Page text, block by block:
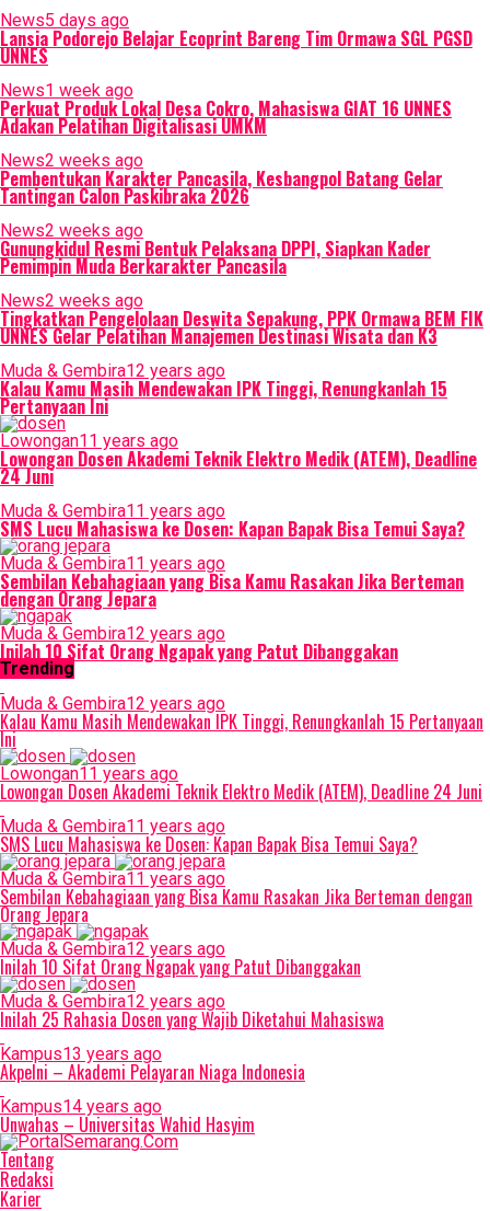
News5 days ago
Lansia Podorejo Belajar Ecoprint Bareng Tim Ormawa SGL PGSD
UNNES
News1 week ago
Perkuat Produk Lokal Desa Cokro, Mahasiswa GIAT 16 UNNES
Adakan Pelatihan Digitalisasi UMKM
News2 weeks ago
Pembentukan Karakter Pancasila, Kesbangpol Batang Gelar
Tantingan Calon Paskibraka 2026
News2 weeks ago
Gunungkidul Resmi Bentuk Pelaksana DPPI, Siapkan Kader
Pemimpin Muda Berkarakter Pancasila
News2 weeks ago
Tingkatkan Pengelolaan Deswita Sepakung, PPK Ormawa BEM FIK
UNNES Gelar Pelatihan Manajemen Destinasi Wisata dan K3
Muda & Gembira12 years ago
Kalau Kamu Masih Mendewakan IPK Tinggi, Renungkanlah 15
Pertanyaan Ini
Lowongan11 years ago
Lowongan Dosen Akademi Teknik Elektro Medik (ATEM), Deadline
24 Juni
Muda & Gembira11 years ago
SMS Lucu Mahasiswa ke Dosen: Kapan Bapak Bisa Temui Saya?
Muda & Gembira11 years ago
Sembilan Kebahagiaan yang Bisa Kamu Rasakan Jika Berteman
dengan Orang Jepara
Muda & Gembira12 years ago
Inilah 10 Sifat Orang Ngapak yang Patut Dibanggakan
Trending
Muda & Gembira12 years ago
Kalau Kamu Masih Mendewakan IPK Tinggi, Renungkanlah 15 Pertanyaan
Ini
Lowongan11 years ago
Lowongan Dosen Akademi Teknik Elektro Medik (ATEM), Deadline 24 Juni
Muda & Gembira11 years ago
SMS Lucu Mahasiswa ke Dosen: Kapan Bapak Bisa Temui Saya?
Muda & Gembira11 years ago
Sembilan Kebahagiaan yang Bisa Kamu Rasakan Jika Berteman dengan
Orang Jepara
Muda & Gembira12 years ago
Inilah 10 Sifat Orang Ngapak yang Patut Dibanggakan
Muda & Gembira12 years ago
Inilah 25 Rahasia Dosen yang Wajib Diketahui Mahasiswa
Kampus13 years ago
Akpelni – Akademi Pelayaran Niaga Indonesia
Kampus14 years ago
Unwahas – Universitas Wahid Hasyim
Tentang
Redaksi
Karier